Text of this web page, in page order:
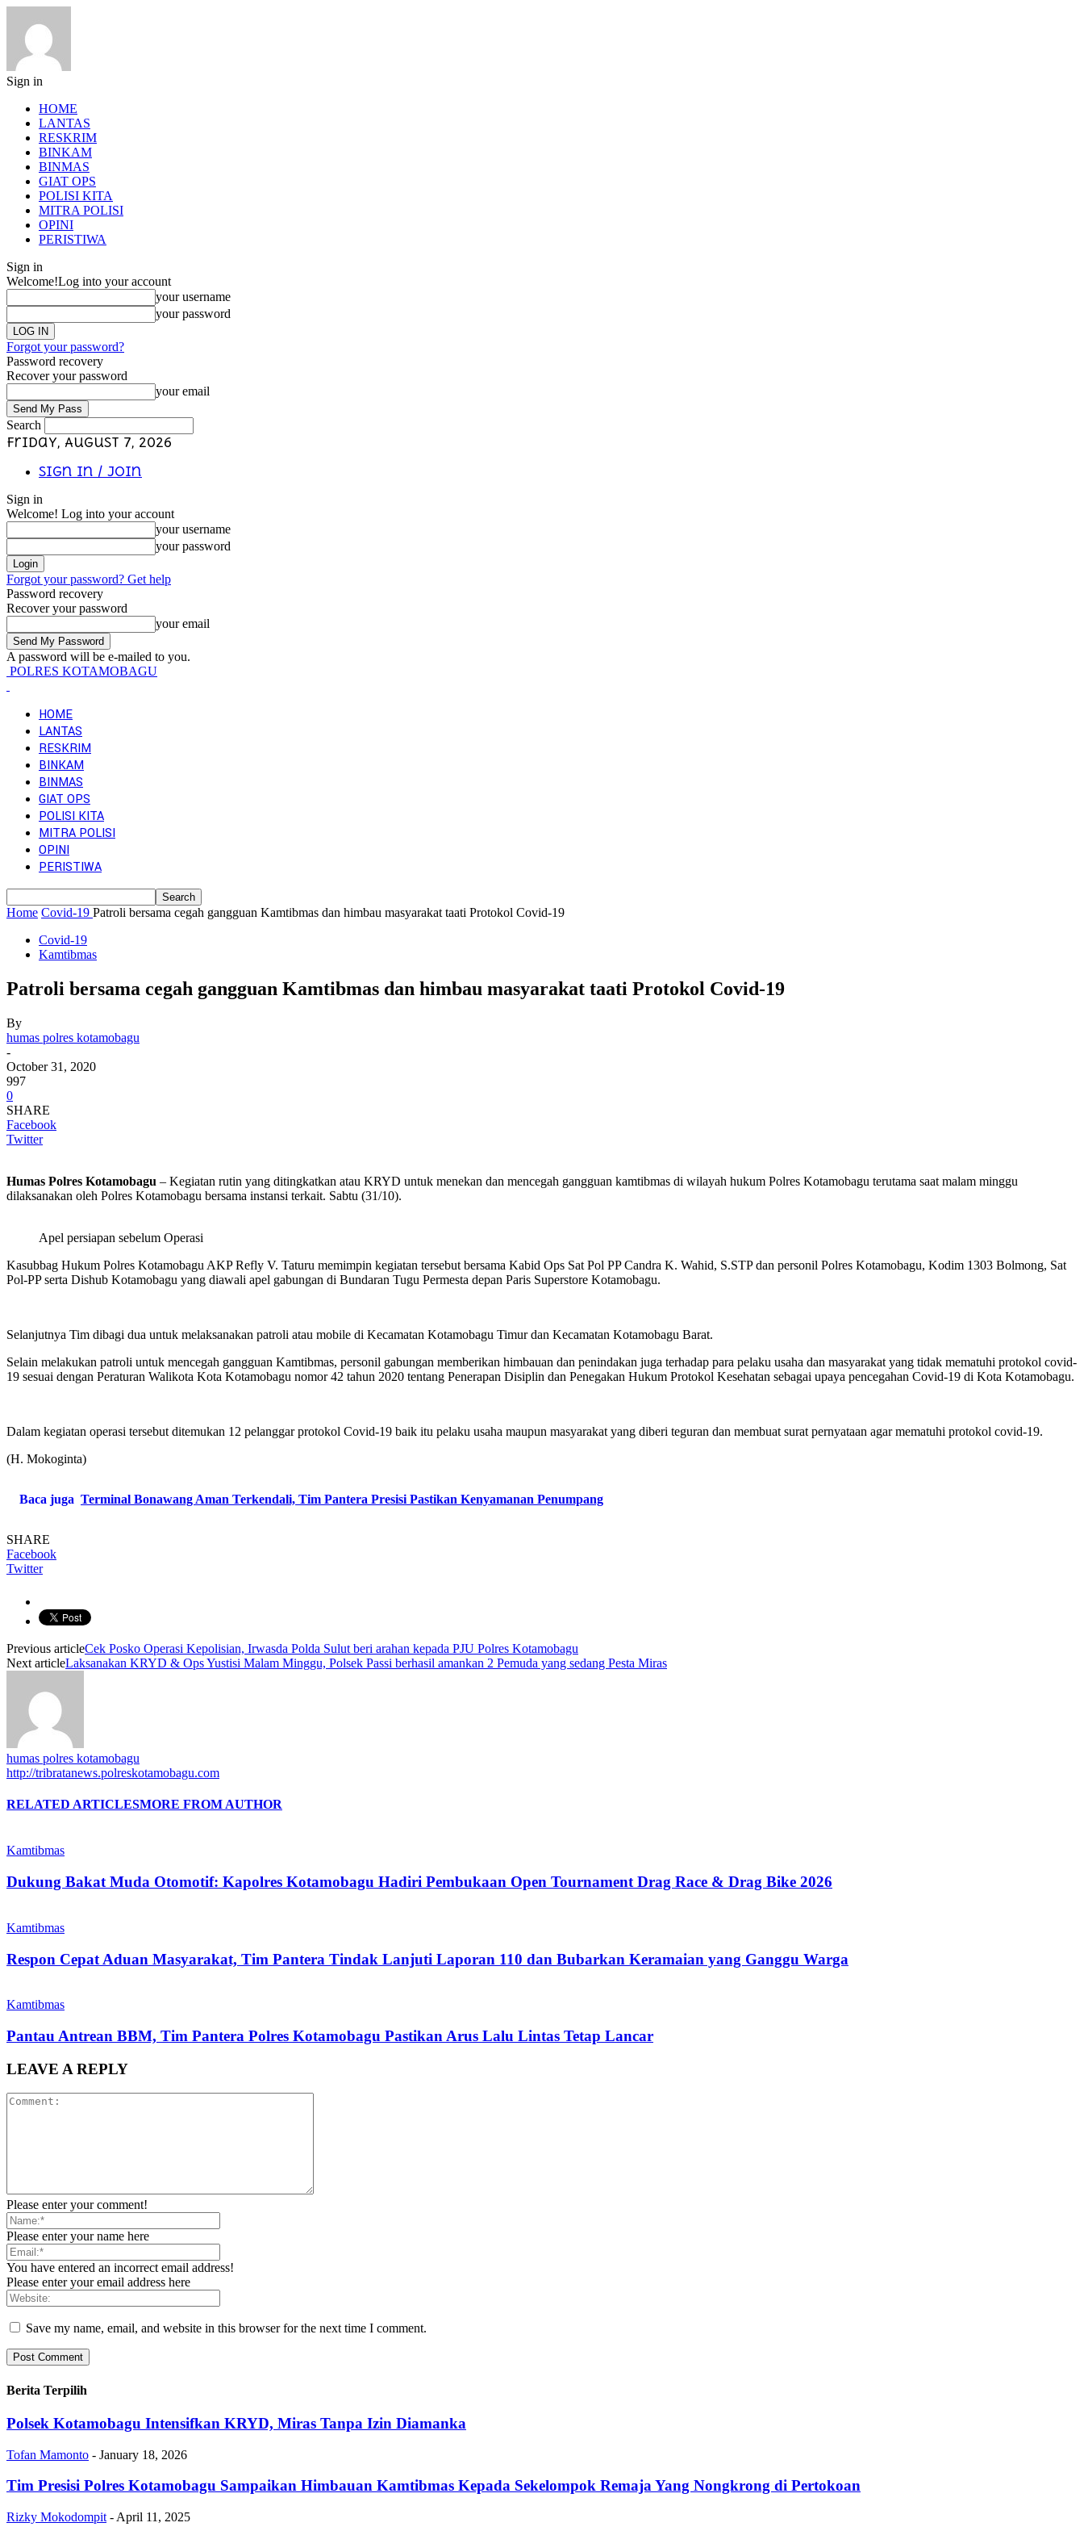
Sign in
HOME
LANTAS
RESKRIM
BINKAM
BINMAS
GIAT OPS
POLISI KITA
MITRA POLISI
OPINI
PERISTIWA
Sign in
Welcome!Log into your account
your username
your password
Forgot your password?
Password recovery
Recover your password
your email
Search
Friday, August 7, 2026
Sign in / Join
Sign in
Welcome! Log into your account
your username
your password
Forgot your password? Get help
Password recovery
Recover your password
your email
A password will be e-mailed to you.
POLRES KOTAMOBAGU
HOME
LANTAS
RESKRIM
BINKAM
BINMAS
GIAT OPS
POLISI KITA
MITRA POLISI
OPINI
PERISTIWA
Home Covid-19 Patroli bersama cegah gangguan Kamtibmas dan himbau masyarakat taati Protokol Covid-19
Covid-19
Kamtibmas
Patroli bersama cegah gangguan Kamtibmas dan himbau masyarakat taati Protokol Covid-19
By
humas polres kotamobagu
-
October 31, 2020
997
0
SHARE
Facebook
Twitter
Humas Polres Kotamobagu – Kegiatan rutin yang ditingkatkan atau KRYD untuk menekan dan mencegah gangguan kamtibmas di wilayah hukum Polres Kotamobagu terutama saat malam minggu
dilaksanakan oleh Polres Kotamobagu bersama instansi terkait. Sabtu (31/10).
Apel persiapan sebelum Operasi
Kasubbag Hukum Polres Kotamobagu AKP Refly V. Taturu memimpin kegiatan tersebut bersama Kabid Ops Sat Pol PP Candra K. Wahid, S.STP dan personil Polres Kotamobagu, Kodim 1303 Bolmong, Sat
Pol-PP serta Dishub Kotamobagu yang diawali apel gabungan di Bundaran Tugu Permesta depan Paris Superstore Kotamobagu.
Selanjutnya Tim dibagi dua untuk melaksanakan patroli atau mobile di Kecamatan Kotamobagu Timur dan Kecamatan Kotamobagu Barat.
Selain melakukan patroli untuk mencegah gangguan Kamtibmas, personil gabungan memberikan himbauan dan penindakan juga terhadap para pelaku usaha dan masyarakat yang tidak mematuhi protokol covid-
19 sesuai dengan Peraturan Walikota Kota Kotamobagu nomor 42 tahun 2020 tentang Penerapan Disiplin dan Penegakan Hukum Protokol Kesehatan sebagai upaya pencegahan Covid-19 di Kota Kotamobagu.
Dalam kegiatan operasi tersebut ditemukan 12 pelanggar protokol Covid-19 baik itu pelaku usaha maupun masyarakat yang diberi teguran dan membuat surat pernyataan agar mematuhi protokol covid-19.
(H. Mokoginta)
Baca juga Terminal Bonawang Aman Terkendali, Tim Pantera Presisi Pastikan Kenyamanan Penumpang
SHARE
Facebook
Twitter
Previous articleCek Posko Operasi Kepolisian, Irwasda Polda Sulut beri arahan kepada PJU Polres Kotamobagu
Next articleLaksanakan KRYD & Ops Yustisi Malam Minggu, Polsek Passi berhasil amankan 2 Pemuda yang sedang Pesta Miras
humas polres kotamobagu
http://tribratanews.polreskotamobagu.com
RELATED ARTICLESMORE FROM AUTHOR
Kamtibmas
Dukung Bakat Muda Otomotif: Kapolres Kotamobagu Hadiri Pembukaan Open Tournament Drag Race & Drag Bike 2026
Kamtibmas
Respon Cepat Aduan Masyarakat, Tim Pantera Tindak Lanjuti Laporan 110 dan Bubarkan Keramaian yang Ganggu Warga
Kamtibmas
Pantau Antrean BBM, Tim Pantera Polres Kotamobagu Pastikan Arus Lalu Lintas Tetap Lancar
LEAVE A REPLY
Please enter your comment!
Please enter your name here
You have entered an incorrect email address!
Please enter your email address here
Save my name, email, and website in this browser for the next time I comment.
Berita Terpilih
Polsek Kotamobagu Intensifkan KRYD, Miras Tanpa Izin Diamanka
Tofan Mamonto - January 18, 2026
Tim Presisi Polres Kotamobagu Sampaikan Himbauan Kamtibmas Kepada Sekelompok Remaja Yang Nongkrong di Pertokoan
Rizky Mokodompit - April 11, 2025